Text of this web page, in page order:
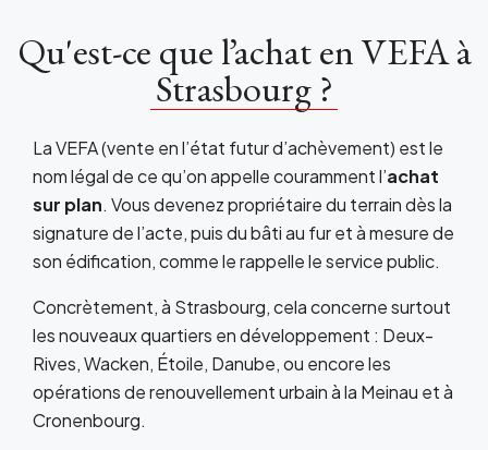
Qu'est-ce que l’achat en VEFA à
Strasbourg ?
La VEFA (vente en l’état futur d’achèvement) est le
nom légal de ce qu’on appelle couramment l’achat
sur plan. Vous devenez propriétaire du terrain dès la
signature de l’acte, puis du bâti au fur et à mesure de
son édification, comme le rappelle le service public.
Concrètement, à Strasbourg, cela concerne surtout
les nouveaux quartiers en développement : Deux-
Rives, Wacken, Étoile, Danube, ou encore les
opérations de renouvellement urbain à la Meinau et à
Cronenbourg.